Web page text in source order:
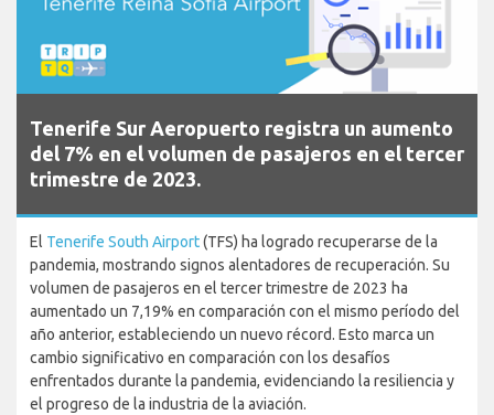
Tenerife Sur Aeropuerto registra un aumento
del 7% en el volumen de pasajeros en el tercer
trimestre de 2023.
El Tenerife South Airport(TFS) ha logrado recuperarse de la
pandemia, mostrando signos alentadores de recuperación. Su
volumen de pasajeros en el tercer trimestre de 2023 ha
aumentado un 7,19% en comparación con el mismo período del
año anterior, estableciendo un nuevo récord. Esto marca un
cambio significativo en comparación con los desafíos
enfrentados durante la pandemia, evidenciando la resiliencia y
el progreso de la industria de la aviación.